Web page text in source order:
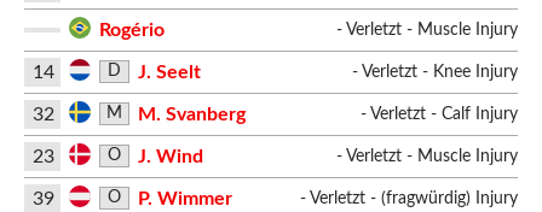
Rogério - Verletzt - Muscle Injury
14 D J. Seelt - Verletzt - Knee Injury
32 M M. Svanberg - Verletzt - Calf Injury
23 O J. Wind - Verletzt - Muscle Injury
39 O P. Wimmer - Verletzt - (fragwürdig) Injury